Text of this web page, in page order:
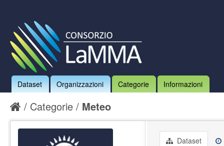
Dataset Organizzazioni Categorie Informazioni
Categorie Meteo
Dataset